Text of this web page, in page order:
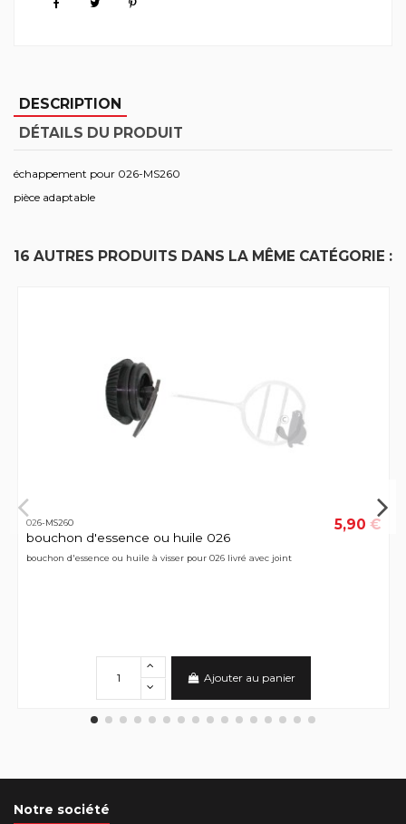
DESCRIPTION
DÉTAILS DU PRODUIT
échappement pour 026-MS260
pièce adaptable
16 AUTRES PRODUITS DANS LA MÊME CATÉGORIE :
026-MS260
bouchon d'essence ou huile 026
5,90 €
bouchon d'essence ou huile à visser pour 026 livré avec joint
Ajouter au panier
Notre société